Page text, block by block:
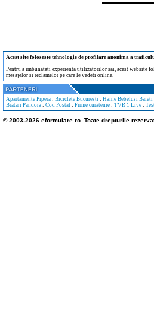
Acest site foloseste tehnologie de profilare anonima a
Pentru a imbunatati experienta utilizatorilor sai, acest website
mesajelor si reclamelor pe care le vedeti online.
Apartamente Pipera : Biciclete Bucuresti : Haine Bebelusi Baieti
Bratari Pandora : Cod Postal : Firme curatenie : TVR 1 Live :
© 2003-2026 eformulare.ro. Toate drepturile